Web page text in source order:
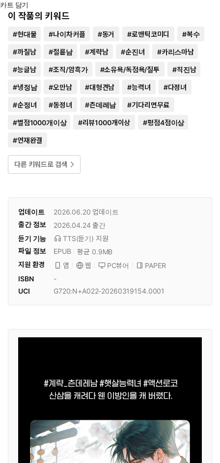
카트 담기
이 작품의 키워드
#현대물 #나이차커플 #동거 #로맨틱코미디 #복수
#까칠남 #절륜남 #계략남 #순진녀 #카리스마남
#능글남 #조직/암흑가 #소유욕/독점욕/질투 #직진남
#냉정남 #오만남 #대형견남 #능력녀 #다정녀
#순정녀 #동정녀 #츤데레남 #기다리면무료
#별점1000개이상 #리뷰1000개이상 #평점4점이상
#연재완결
다른 키워드로 검색
업데이트 2026.06.20 업데이트
출간 정보
2026.04.24 출간
듣기 기능
TTS(듣기) 지원
파일 정보
EPUB
평균 0.9MB
지원 환경
앱 웹 PC뷰어
PAPER
ISBN
-
UCI
G720:N+A022-20260319154.0001